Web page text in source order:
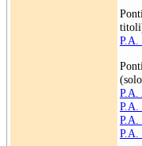
P.A.
P.A.
P.A.
P.A.